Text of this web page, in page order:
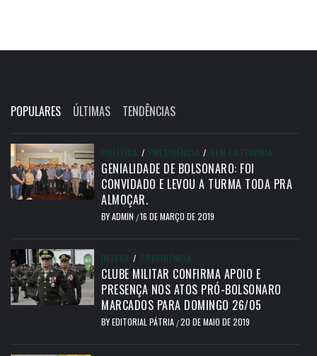
POPULARES ÚLTIMAS TENDÊNCIAS
POLÍTICA / PRESIDÊNCIA / SEM CATEGORIA
GENIALIDADE DE BOLSONARO: FOI
CONVIDADO E LEVOU A TURMA TODA PRA
ALMOÇAR.
BYADMIN /16 DE MARÇO DE 2019
DEFESA / PRESIDÊNCIA
CLUBE MILITAR CONFIRMA APOIO E
PRESENÇA NOS ATOS PRÓ-BOLSONARO
MARCADOS PARA DOMINGO 26/05
BYEDITORIAL PÁTRIA /20 DE MAIO DE 2019